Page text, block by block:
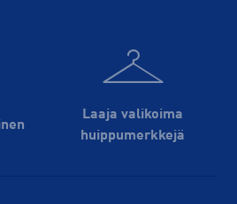
Laaja valikoima
huippu­merkkejä